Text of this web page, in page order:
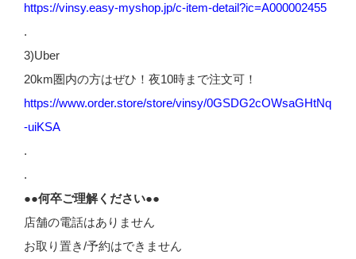
https://vinsy.easy-myshop.jp/c-item-detail?ic=A000002455
.
3)Uber
20km圏内の方はぜひ！夜10時まで注文可！
https://www.order.store/store/vinsy/0GSDG2cOWsaGHtNq
-uiKSA
.
.
●●何卒ご理解ください●●
店舗の電話はありません
お取り置き/予約はできません